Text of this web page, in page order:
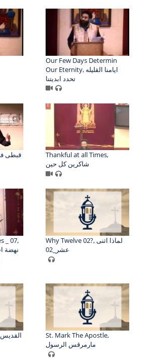
Our Few Days Determin
Our Eternity, ايامنا القليله
تحدد ابديتنا
Thankful at all Times,
شاكرين كل حين
_ 07,
نهضة
Why Twelve 02?, لماذا اثنى
عشر_02
St. Mark The Apostle,
مارمرقس الرسول